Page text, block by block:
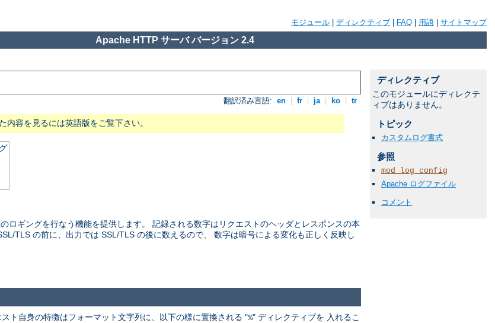
モジュール ディレクティブ FAQ 用語 サイトマップ
Apache HTTP サーバ バージョン 2.4
翻訳済み言語: en fr ja ko tr
容を見るには英語版をご覧下さい。
ロギングを行なう機能を提供します。 記録される数字はリクエストのヘッダとレスポンスの本
TLS の前に、出力では SSL/TLS の後に数えるので、 数字は暗号による変化も正しく反映し
ディレクティブ
このモジュールにディレクテ
ィブはありません。
トピック
カスタムログ書式
参照
mod_log_config
Apache ログファイル
コメント
ト自身の特徴はフォーマット文字列に、以下の様に置換される "%" ディレクティブを 入れるこ